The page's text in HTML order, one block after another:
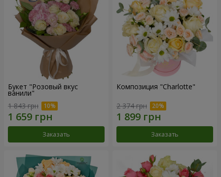
Букет "Розовый вкус
ванили"
1 843 грн
Заказать
Композиция "Charlotte"
2 374 грн
Заказать